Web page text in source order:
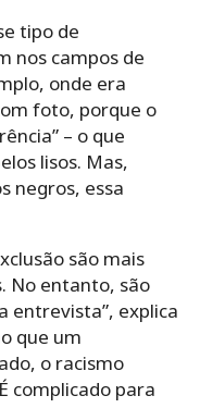
tipo de
nos campos de
onde era
foto, porque o
– o que
lisos. Mas,
negros, essa
são mais
No entanto, são
entrevista”, explica
que um
o racismo
complicado para